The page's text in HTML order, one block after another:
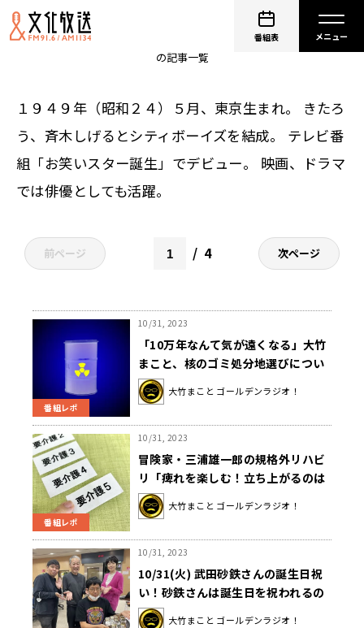
番組表
の記事一覧
１９４９年（昭和２４）５月、東京生まれ。 きたろ
う、斉木しげるとシティボーイズを結成。 テレビ番
組「お笑いスター誕生」でデビュー。 映画、ドラマ
では俳優としても活躍。
前ページ 4 次ページ
番組レポ
10/31, 2023
「10万年なんて気が遠くなる」大竹
まこと、核のゴミ処分地選びについ
て桁外れの閉じ込め期間に愕然
大竹まこと ゴールデンラジオ！
番組レポ
10/31, 2023
冒険家・三浦雄一郎の規格外リハビ
リ「痺れを楽しむ！立ち上がるのは
スリル満点」
大竹まこと ゴールデンラジオ！
10/31, 2023
10/31(火) 武田砂鉄さんの誕生日祝
い！砂鉄さんは誕生日を祝われるの
が苦手…？
大竹まこと ゴールデンラジオ！